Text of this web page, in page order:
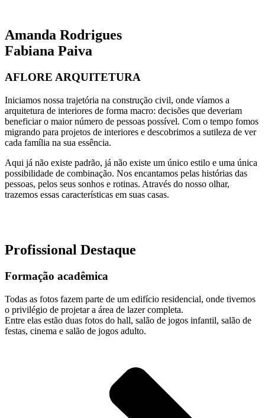
Amanda Rodrigues
Fabiana Paiva
AFLORE ARQUITETURA
Iniciamos nossa trajetória na construção civil, onde víamos a
arquitetura de interiores de forma macro: decisões que deveriam
beneficiar o maior número de pessoas possível. Com o tempo fomos
migrando para projetos de interiores e descobrimos a sutileza de ver
cada família na sua essência.
Aqui já não existe padrão, já não existe um único estilo e uma única
possibilidade de combinação. Nos encantamos pelas histórias das
pessoas, pelos seus sonhos e rotinas. Através do nosso olhar,
trazemos essas características em suas casas.
Profissional Destaque
Formação acadêmica
Todas as fotos fazem parte de um edifício residencial, onde tivemos
o privilégio de projetar a área de lazer completa.
Entre elas estão duas fotos do hall, salão de jogos infantil, salão de
festas, cinema e salão de jogos adulto.